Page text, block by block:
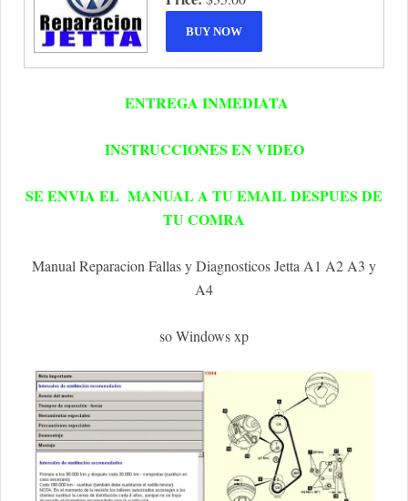
ENTREGA INMEDIATA
INSTRUCCIONES EN VIDEO
SE ENVIA EL MANUAL A TU EMAIL DESPUES DE
TU COMRA
Manual Reparacion Fallas y Diagnosticos Jetta A1 A2 A3 y
A4
so Windows xp